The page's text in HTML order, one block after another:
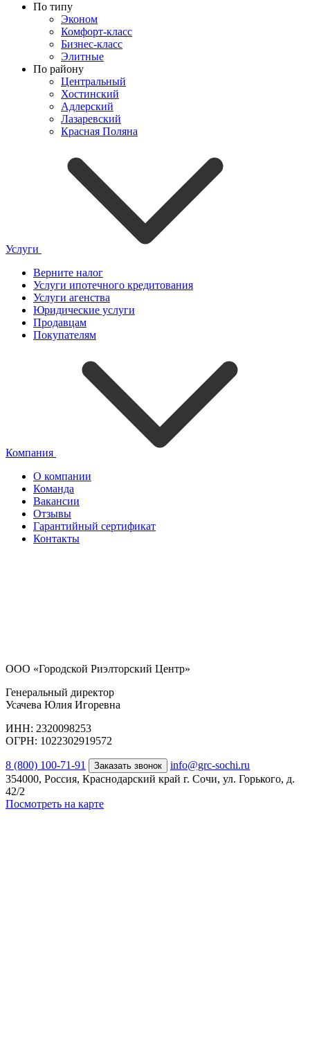
По типу
Эконом
Комфорт-класс
Бизнес-класс
Элитные
По району
Центральный
Хостинский
Адлерский
Лазаревский
Красная Поляна
Услуги
Верните налог
Услуги ипотечного кредитования
Услуги агенства
Юридические услуги
Продавцам
Покупателям
Компания
О компании
Команда
Вакансии
Отзывы
Гарантийный сертификат
Контакты
ООО «Городской Риэлторский Центр»
Генеральный директор
Усачева Юлия Игоревна
ИНН: 2320098253
ОГРН: 1022302919572
8 (800) 100-71-91 Заказать звонок
info@grc-sochi.ru
354000, Россия, Краснодарский край г. Сочи, ул. Горького, д.
42/2
Посмотреть на карте